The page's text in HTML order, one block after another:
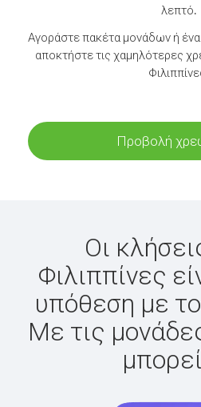
λεπτό.
Αγοράστε πακέτα μονάδων ή
αποκτήστε τις χαμηλότερες
Προβολή
Οι
Φιλιππίνες
υπόθεση με
Με τις